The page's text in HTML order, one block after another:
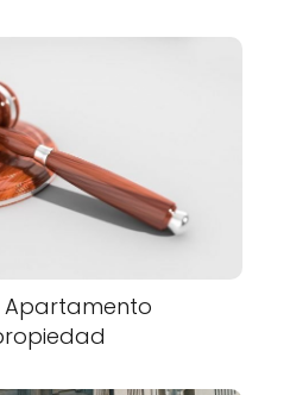
Apartamento